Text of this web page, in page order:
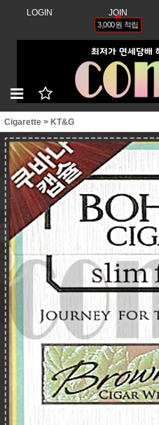
LOGIN JOIN
3,000원 적립
Cigarette > KT&G